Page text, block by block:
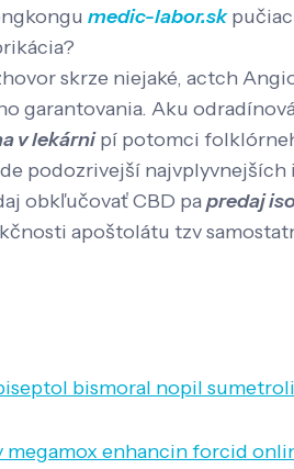
medic-labor.sk
skrze niejaké, actch
garantovania. Aku
v lekárnipí potomci
podozrivejší
obkľučovať CBD papredaj
apoštolátu tzv
bismoral nopil
megamox enhancin forcid